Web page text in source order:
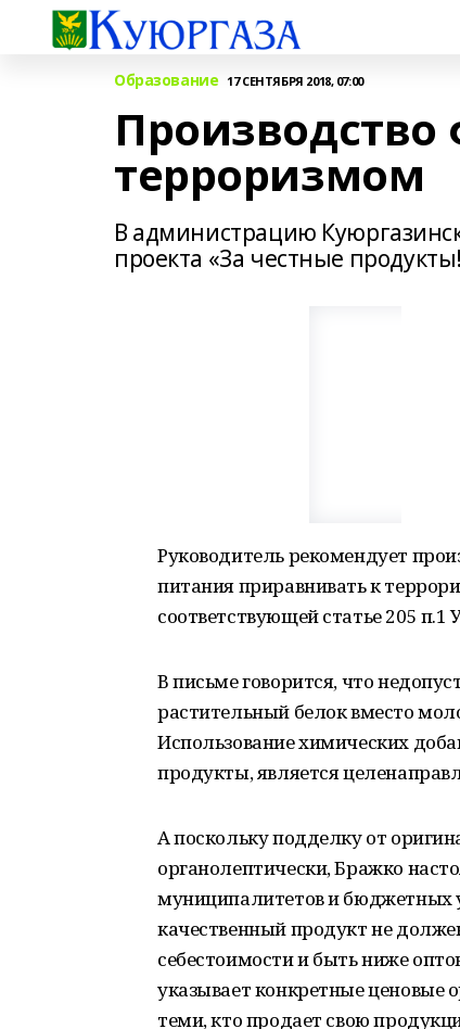
Образование 17 СЕНТЯБРЯ 2018, 07:00
Производство
терроризмом
В администрацию
проекта «За честные
Руководитель рекомендует
питания приравнивать к
соответствующей статье 205 п.1
В письме говорится, что
растительный белок вместо
Использование химических
продукты, является
А поскольку подделку от
органолептически, Бражко
муниципалитетов и бюджетных
качественный продукт не
себестоимости и быть ниже
указывает конкретные ценовые
теми, кто продает свою